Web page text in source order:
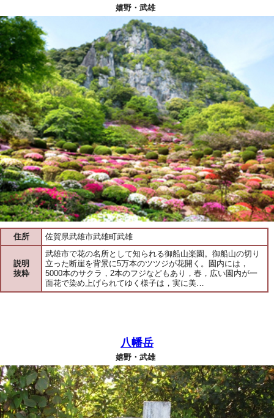
嬉野・武雄
住所 佐賀県武雄市武雄町武雄
説明
抜粋
武雄市で花の名所として知られる御船山楽園。御船山の切り
立った断崖を背景に5万本のツツジが花開く。園内には，
5000本のサクラ，2本のフジなどもあり，春，広い園内が一
面花で染め上げられてゆく様子は，実に美…
八幡岳
嬉野・武雄